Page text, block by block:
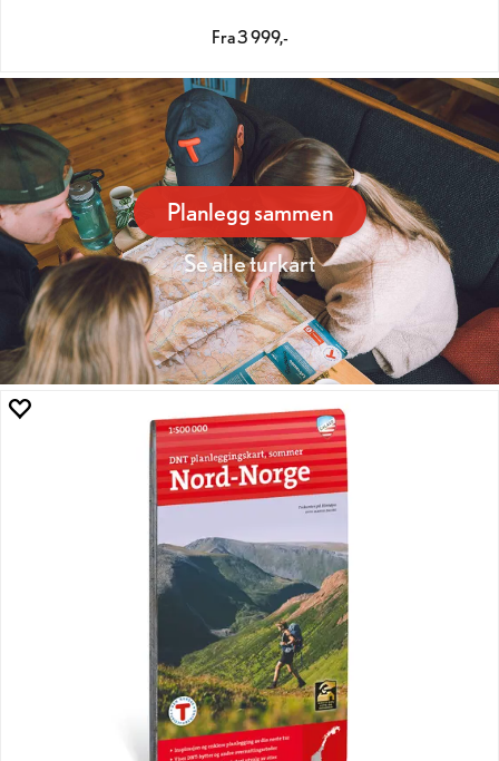
Fra 3 999,-
Planlegg sammen
Se alle turkart